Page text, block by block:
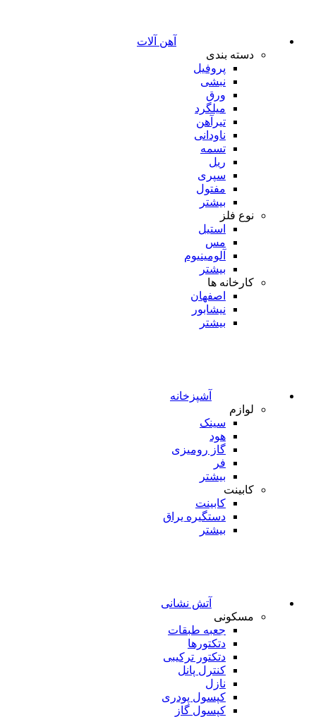
آهن آلات
دسته بندی
پروفیل
نبشی
ورق
میلگرد
تیرآهن
ناودانی
تسمه
ریل
سپری
مفتول
بیشتر
نوع فلز
استیل
مس
آلومینیوم
بیشتر
کارخانه ها
اصفهان
نیشابور
بیشتر
آشپزخانه
لوازم
سینک
هود
گاز رومیزی
فر
بیشتر
کابینت
کابینت
دستگیره یراق
بیشتر
آتش نشانی
مسکونی
جعبه طبقات
دتکتورها
دتکتور ترکیبی
کنترل پانل
نازل
کپسول پودری
کپسول گاز